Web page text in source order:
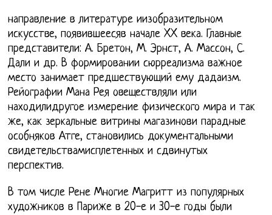
направление в литературе иизобразительном
искусстве, появившеесяв начале XX века. Главные
представители: А. Бретон, М. Эрнст, А. Массон, С.
Дали и др. В формировании сюрреализма важное
место занимает предшествующий ему дадаизм.
Рейографии Мана Рея овеществляли или
находилидругое измерение физического мира и так
же, как зеркальные витрины магазинови парадные
особняков Атге, становились документальными
свидетельствамисплетенных и сдвинутых
перспектив.
В том числе Рене Многие Магритт из популярных
художников в Париже в 20-е и 30-е годы были